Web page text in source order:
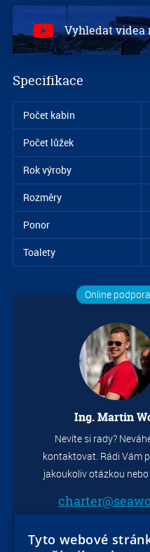
Vyhledat videa
Specifikace
Počet kabin
Počet lůžek
Rok výroby
Rozměry
Ponor
Toalety
Online podpora
Ing. Martin
Nevíte si rady?
kontaktovat. Rádi Vám
jakoukoliv otázkou
Tyto webové